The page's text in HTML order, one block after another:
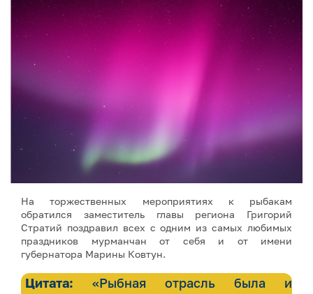
На торжественных мероприятиях к рыбакам
обратился заместитель главы региона Григорий
Стратий поздравил всех с одним из самых любимых
праздников мурманчан от себя и от имени
губернатора Марины Ковтун.
Цитата: «Рыбная отрасль была и